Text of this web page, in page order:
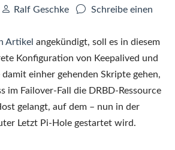
Autor:
Ralf Geschke
Schreibe einen
Artikel angekündigt, soll es in diesem
Konfiguration von Keepalived und
einher gehenden Skripte gehen,
im Failover-Fall die DRBD-Ressource
gelangt, auf dem – nun in der
Letzt Pi-Hole gestartet wird.